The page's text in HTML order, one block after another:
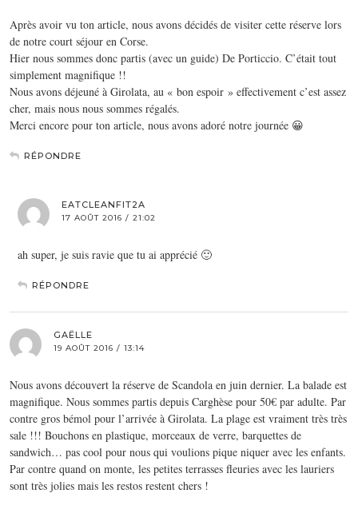
Après avoir vu ton article, nous avons décidés de visiter cette réserve lors
de notre court séjour en Corse.
Hier nous sommes donc partis (avec un guide) De Porticcio. C’était tout
simplement magnifique !!
Nous avons déjeuné à Girolata, au « bon espoir » effectivement c’est assez
cher, mais nous nous sommes régalés.
Merci encore pour ton article, nous avons adoré notre journée 😀
RÉPONDRE
EATCLEANFIT2A
17 AOÛT 2016 / 21:02
ah super, je suis ravie que tu ai apprécié 🙂
RÉPONDRE
GAËLLE
19 AOÛT 2016 / 13:14
Nous avons découvert la réserve de Scandola en juin dernier. La balade est
magnifique. Nous sommes partis depuis Carghèse pour 50€ par adulte. Par
contre gros bémol pour l’arrivée à Girolata. La plage est vraiment très très
sale !!! Bouchons en plastique, morceaux de verre, barquettes de
sandwich… pas cool pour nous qui voulions pique niquer avec les enfants.
Par contre quand on monte, les petites terrasses fleuries avec les lauriers
sont très jolies mais les restos restent chers !